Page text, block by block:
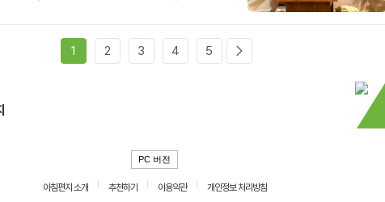
가를 가르치기 위해 애써온 시간만큼, 이제는
치유의 시간을 선물해 보시기 바랍니다.
1 2 3 4 5
PC 버전
아침편지 소개 추천하기 이용약관 개인정보 처리방침